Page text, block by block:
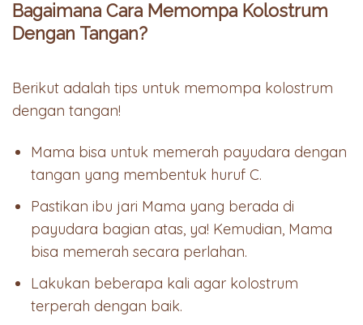
Bagaimana Cara Memompa Kolostrum
Dengan Tangan?
Berikut adalah tips untuk memompa kolostrum
dengan tangan!
Mama bisa untuk memerah payudara dengan
tangan yang membentuk huruf C.
Pastikan ibu jari Mama yang berada di
payudara bagian atas, ya! Kemudian, Mama
bisa memerah secara perlahan.
Lakukan beberapa kali agar kolostrum
terperah dengan baik.